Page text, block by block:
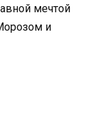
мечтой
и